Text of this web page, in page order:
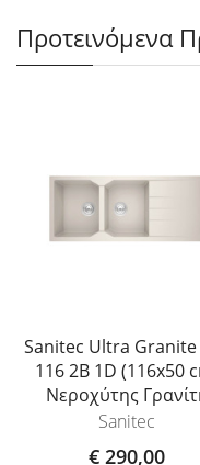
Προτεινόμενα
Sanitec Ultra Granite
116 2B 1D (116x50
Νεροχύτης
Sanitec
€ 290,00